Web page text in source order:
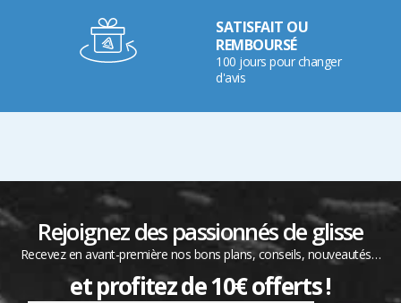
SATISFAIT OU
REMBOURSÉ
100 jours pour changer
d'avis
Rejoignez des passionnés de glisse
Recevez en avant-première nos bons plans, conseils, nouveautés…
et profitez de 10€ offerts !